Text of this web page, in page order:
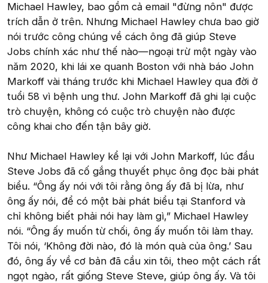
Michael Hawley, bao gồm cả email "đừng nôn" được
trích dẫn ở trên. Nhưng Michael Hawley chưa bao giờ
nói trước công chúng về cách ông đã giúp Steve
Jobs chính xác như thế nào—ngoại trừ một ngày vào
năm 2020, khi lái xe quanh Boston với nhà báo John
Markoff vài tháng trước khi Michael Hawley qua đời ở
tuổi 58 vì bệnh ung thư. John Markoff đã ghi lại cuộc
trò chuyện, không có cuộc trò chuyện nào được
công khai cho đến tận bây giờ.
Như Michael Hawley kể lại với John Markoff, lúc đầu
Steve Jobs đã cố gắng thuyết phục ông đọc bài phát
biểu. “Ông ấy nói với tôi rằng ông ấy đã bị lừa, như
ông ấy nói, để có một bài phát biểu tại Stanford và
chỉ không biết phải nói hay làm gì,” Michael Hawley
nói. “Ông ấy muốn từ chối, ông ấy muốn tôi làm thay.
Tôi nói, ‘Không đời nào, đó là món quà của ông.’ Sau
đó, ông ấy về cơ bản đã cầu xin tôi, theo một cách rất
ngọt ngào, rất giống Steve Steve, giúp ông ấy. Và tôi